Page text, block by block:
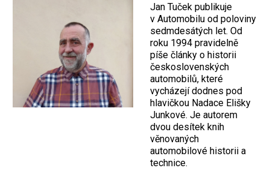
Jan Tuček publikuje
v Automobilu od poloviny
sedmdesátých let. Od
roku 1994 pravidelně
píše články o historii
československých
automobilů, které
vycházejí dodnes pod
hlavičkou Nadace Elišky
Junkové. Je autorem
dvou desítek knih
věnovaných
automobilové historii a
technice.